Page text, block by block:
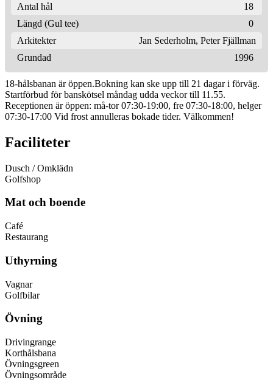
Antal hål
18
Längd (Gul tee)
0
Arkitekter
Jan Sederholm, Peter Fjällman
Grundad
1996
18-hålsbanan är öppen.Bokning kan ske upp till 21 dagar i förväg.
Startförbud för banskötsel måndag udda veckor till 11.55.
Receptionen är öppen: må-tor 07:30-19:00, fre 07:30-18:00, helger
07:30-17:00 Vid frost annulleras bokade tider. Välkommen!
Faciliteter
Dusch / Omklädn
Golfshop
Mat och boende
Café
Restaurang
Uthyrning
Vagnar
Golfbilar
Övning
Drivingrange
Korthålsbana
Övningsgreen
Övningsområde